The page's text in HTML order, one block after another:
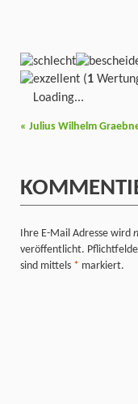
(1
Loading...
« Julius Wilhelm
Ihre E-Mail Adresse wird
veröffentlicht.
sind mittels * markiert.